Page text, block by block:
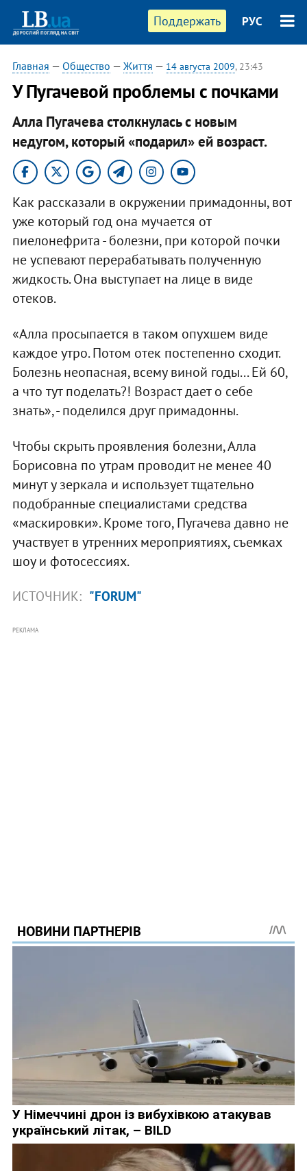
Поддержать РУС
Главная — Общество — Життя — 14 августа 2009, 23:43
У Пугачевой проблемы с почками
Алла Пугачева столкнулась с новым
недугом, который «подарил» ей возраст.
Как рассказали в окружении примадонны, вот
уже который год она мучается от
пиелонефрита - болезни, при которой почки
не успевают перерабатывать полученную
жидкость. Она выступает на лице в виде
отеков.
«Алла просыпается в таком опухшем виде
каждое утро. Потом отек постепенно сходит.
Болезнь неопасная, всему виной годы... Ей 60,
а что тут поделать?! Возраст дает о себе
знать», - поделился друг примадонны.
Чтобы скрыть проявления болезни, Алла
Борисовна по утрам проводит не менее 40
минут у зеркала и использует тщательно
подобранные специалистами средства
«маскировки». Кроме того, Пугачева давно не
участвует в утренних мероприятиях, съемках
шоу и фотосессиях.
ИСТОЧНИК: "FORUM"
РЕКЛАМА